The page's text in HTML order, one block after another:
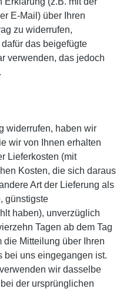
E-Mail) über Ihren
zu widerrufen,
das beigefügte
verwenden, das jedoch
widerrufen, haben wir
wir von Ihnen erhalten
Lieferkosten (mit
Kosten, die sich daraus
Art der Lieferung als
günstigste
haben), unverzüglich
Tagen ab dem Tag
Mitteilung über Ihren
bei uns eingegangen ist.
wir dasselbe
der ursprünglichen